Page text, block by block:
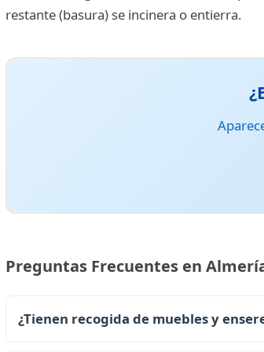
restante (basura) se incinera o entierra.
Preguntas Frecuentes en
¿Tienen recogida de muebles y